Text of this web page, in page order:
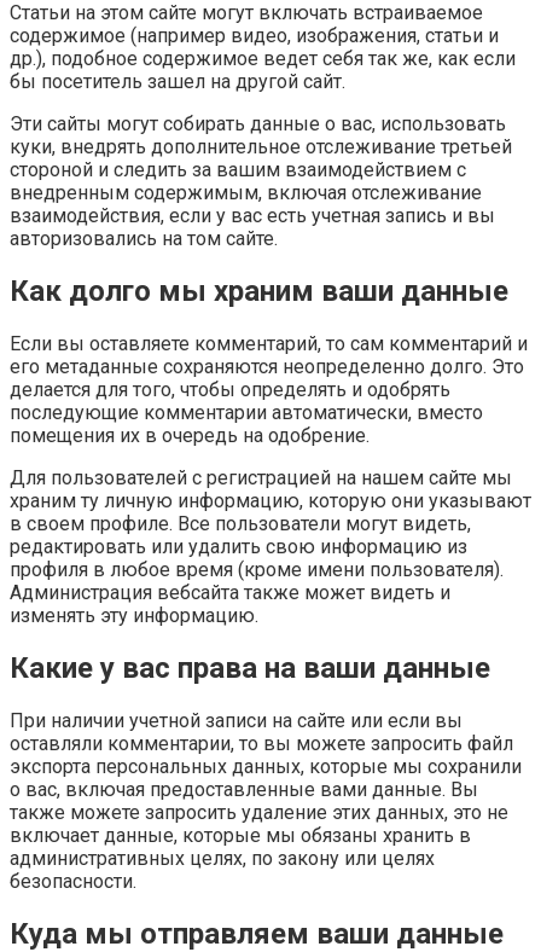
Статьи на этом сайте могут включать встраиваемое
содержимое (например видео, изображения, статьи и
др.), подобное содержимое ведет себя так же, как если
бы посетитель зашел на другой сайт.
Эти сайты могут собирать данные о вас, использовать
куки, внедрять дополнительное отслеживание третьей
стороной и следить за вашим взаимодействием с
внедренным содержимым, включая отслеживание
взаимодействия, если у вас есть учетная запись и вы
авторизовались на том сайте.
Как долго мы храним ваши данные
Если вы оставляете комментарий, то сам комментарий и
его метаданные сохраняются неопределенно долго. Это
делается для того, чтобы определять и одобрять
последующие комментарии автоматически, вместо
помещения их в очередь на одобрение.
Для пользователей с регистрацией на нашем сайте мы
храним ту личную информацию, которую они указывают
в своем профиле. Все пользователи могут видеть,
редактировать или удалить свою информацию из
профиля в любое время (кроме имени пользователя).
Администрация вебсайта также может видеть и
изменять эту информацию.
Какие у вас права на ваши данные
При наличии учетной записи на сайте или если вы
оставляли комментарии, то вы можете запросить файл
экспорта персональных данных, которые мы сохранили
о вас, включая предоставленные вами данные. Вы
также можете запросить удаление этих данных, это не
включает данные, которые мы обязаны хранить в
административных целях, по закону или целях
безопасности.
Куда мы отправляем ваши данные